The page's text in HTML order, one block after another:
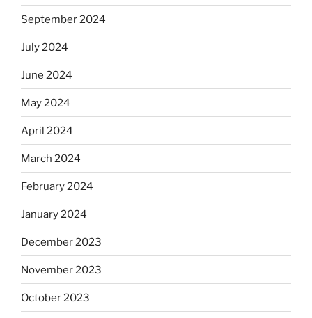
September 2024
July 2024
June 2024
May 2024
April 2024
March 2024
February 2024
January 2024
December 2023
November 2023
October 2023